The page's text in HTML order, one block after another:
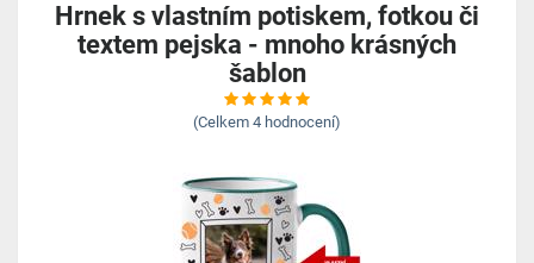
Hrnek s vlastním potiskem, fotkou či
textem pejska - mnoho krásných
šablon
(Celkem 4 hodnocení)